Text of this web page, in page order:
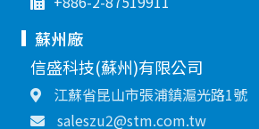
蘇州廠
信盛科技(蘇州)有限公司
江蘇省昆山市張浦鎮滬光路1號
saleszu2@stm.com.tw